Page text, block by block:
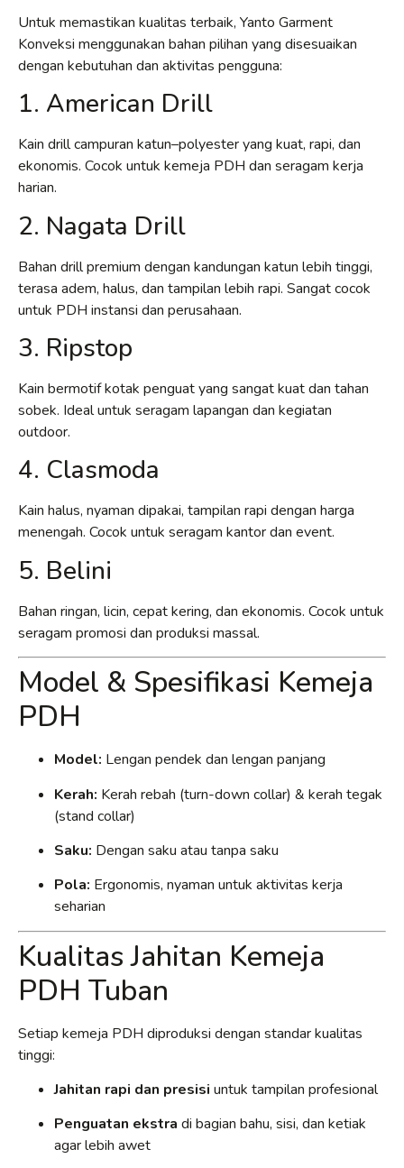
Untuk memastikan kualitas terbaik, Yanto Garment
Konveksi menggunakan bahan pilihan yang disesuaikan
dengan kebutuhan dan aktivitas pengguna:
1. American Drill
Kain drill campuran katun–polyester yang kuat, rapi, dan
ekonomis. Cocok untuk kemeja PDH dan seragam kerja
harian.
2. Nagata Drill
Bahan drill premium dengan kandungan katun lebih tinggi,
terasa adem, halus, dan tampilan lebih rapi. Sangat cocok
untuk PDH instansi dan perusahaan.
3. Ripstop
Kain bermotif kotak penguat yang sangat kuat dan tahan
sobek. Ideal untuk seragam lapangan dan kegiatan
outdoor.
4. Clasmoda
Kain halus, nyaman dipakai, tampilan rapi dengan harga
menengah. Cocok untuk seragam kantor dan event.
5. Belini
Bahan ringan, licin, cepat kering, dan ekonomis. Cocok untuk
seragam promosi dan produksi massal.
Model & Spesifikasi Kemeja
PDH
Model: Lengan pendek dan lengan panjang
Kerah: Kerah rebah (turn-down collar) & kerah tegak
(stand collar)
Saku: Dengan saku atau tanpa saku
Pola: Ergonomis, nyaman untuk aktivitas kerja
seharian
Kualitas Jahitan Kemeja
PDH Tuban
Setiap kemeja PDH diproduksi dengan standar kualitas
tinggi:
Jahitan rapi dan presisi untuk tampilan profesional
Penguatan ekstra di bagian bahu, sisi, dan ketiak
agar lebih awet